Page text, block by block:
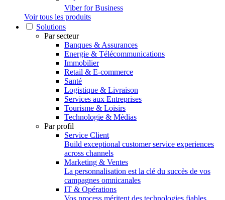
Viber for Business
Voir tous les produits
Solutions
Par secteur
Banques & Assurances
Energie & Télécommunications
Immobilier
Retail & E-commerce
Santé
Logistique & Livraison
Services aux Entreprises
Tourisme & Loisirs
Technologie & Médias
Par profil
Service Client
Build exceptional customer service experiences
across channels
Marketing & Ventes
La personnalisation est la clé du succès de vos
campagnes omnicanales
IT & Opérations
Vos process méritent des technologies fiables,